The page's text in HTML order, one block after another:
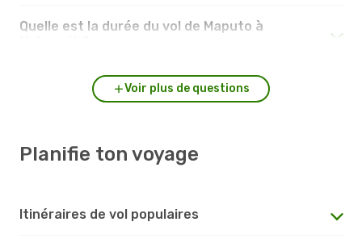
Quelle est la durée du vol de Maputo à
Voir plus de questions
Planifie ton voyage
Itinéraires de vol populaires